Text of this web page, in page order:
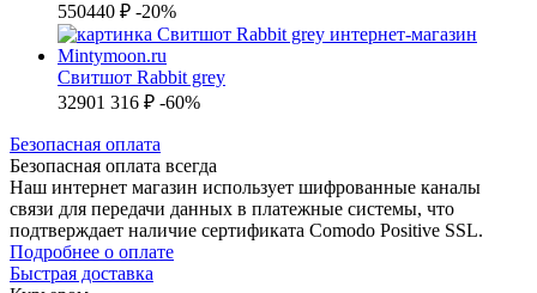
550440 ₽ -20%
Свитшот Rabbit grey
32901 316 ₽ -60%
Безопасная оплата
Безопасная оплата всегда
Наш интернет магазин использует шифрованные каналы
связи для передачи данных в платежные системы, что
подтверждает наличие сертификата Comodo Positive SSL.
Подробнее о оплате
Быстрая доставка